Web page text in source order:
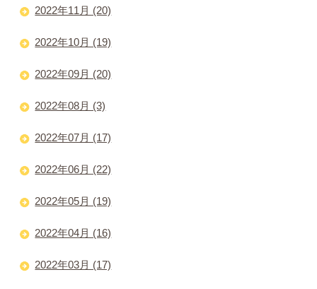
2022年11月 (20)
2022年10月 (19)
2022年09月 (20)
2022年08月 (3)
2022年07月 (17)
2022年06月 (22)
2022年05月 (19)
2022年04月 (16)
2022年03月 (17)